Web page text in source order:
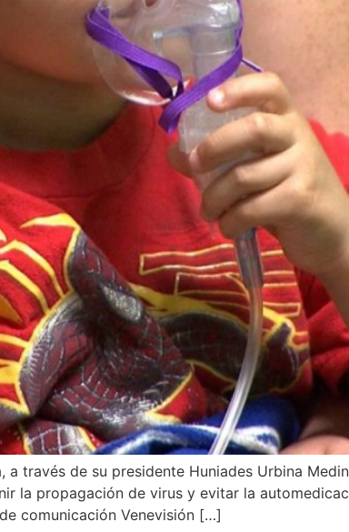
a través de su presidente Huniades Urbina
la propagación de virus y evitar la
comunicación Venevisión […]